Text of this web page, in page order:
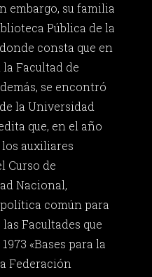
embargo, su familia
Pública de la
consta que en
Facultad de
se encontró
la Universidad
que, en el año
los auxiliares
Curso de
Nacional,
común para
Facultades que
«Bases para la
Federación